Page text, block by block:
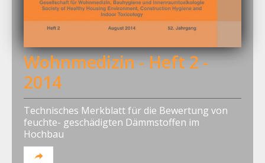
Wohnmedizin - Heft 2 -
2014
Technisches Merkblatt für die Bewertung von
feuchte- geschädigten Dämmstoffen im
Hochbau